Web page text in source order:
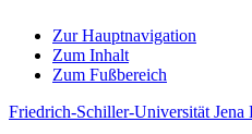
Zur Hauptnavigation
Zum Inhalt
Zum Fußbereich
Friedrich-Schiller-Universität